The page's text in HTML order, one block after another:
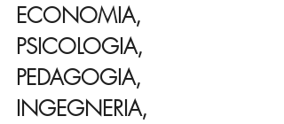
ECONOMIA,
PSICOLOGIA,
PEDAGOGIA,
INGEGNERIA,